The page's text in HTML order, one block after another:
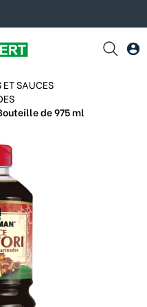
ET SAUCES
de 975 ml